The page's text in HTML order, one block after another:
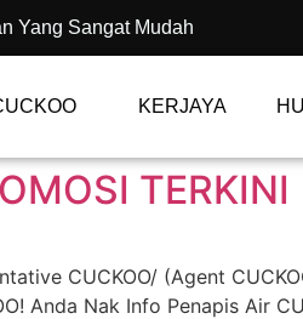
Yang Sangat Mudah
KERJAYA
TERKINI
CUCKOO/ (Agent
Anda Nak Info Penapis Air